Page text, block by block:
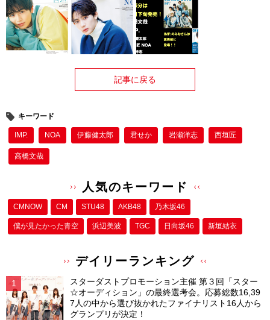
記事に戻る
キーワード
IMP. NOA 伊藤健太郎 君せか 岩瀬洋志 西垣匠
高橋文哉
人気のキーワード
CMNOW CM STU48 AKB48 乃木坂46
僕が⾒たかった⻘空 浜辺美波 TGC 日向坂46 新垣結衣
デイリーランキング
スターダストプロモーション主催 第３回「スター
☆オーディション」の最終選考会。応募総数16,39
7人の中から選び抜かれたファイナリスト16人から
グランプリが決定！